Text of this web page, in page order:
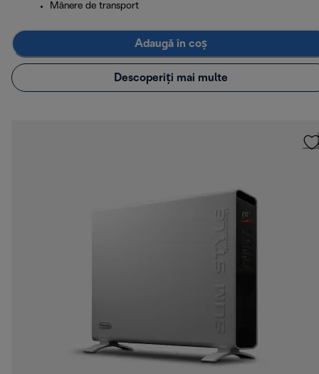
Mânere de transport
Adaugă în coș
Descoperiți mai multe